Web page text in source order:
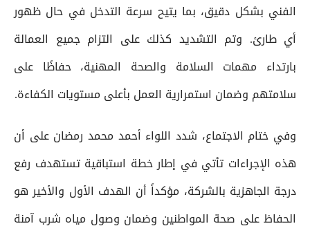
الفني بشكل دقيق، بما يتيح سرعة التدخل في حال ظهور
أي طارئ. وتم التشديد كذلك على التزام جميع العمالة
بارتداء مهمات السلامة والصحة المهنية، حفاظًا على
سلامتهم وضمان استمرارية العمل بأعلى مستويات الكفاءة.
وفي ختام الاجتماع، شدد اللواء أحمد محمد رمضان على أن
هذه الإجراءات تأتي في إطار خطة استباقية تستهدف رفع
درجة الجاهزية بالشركة، مؤكداً أن الهدف الأول والأخير هو
الحفاظ على صحة المواطنين وضمان وصول مياه شرب آمنة